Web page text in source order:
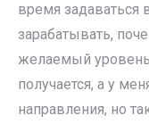
время задаваться
зарабатывать,
желаемый уровень
получается, а у
направления, но